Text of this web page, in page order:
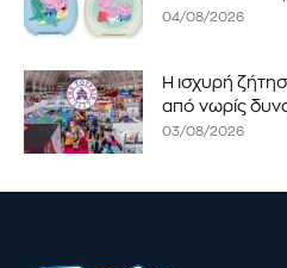
04/08/2026
Η ισχυρή
από νωρίς
03/08/2026